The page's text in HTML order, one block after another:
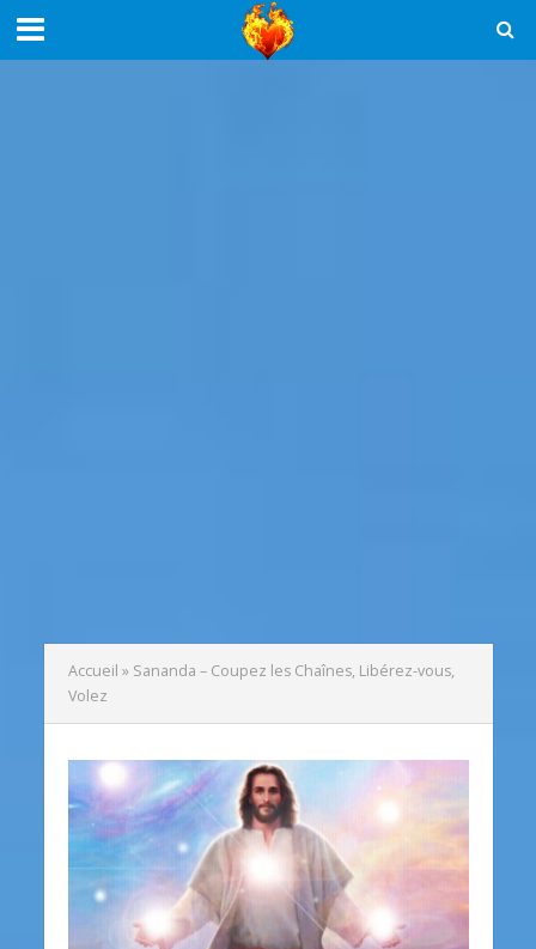
Accueil » Sananda – Coupez les Chaînes, Libérez-vous,
Volez